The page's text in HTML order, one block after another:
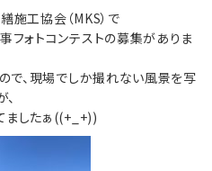
施工協会（MKS）で
ォトコンテストの募集がありま
、現場でしか撮れない風景を写
ましたぁ((+_+))